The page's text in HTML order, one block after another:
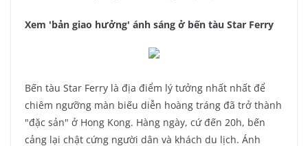
Xem 'bản giao hưởng' ánh sáng ở bến tàu Star Ferry
Bến tàu Star Ferry là địa điểm lý tưởng nhất nhất để
chiêm ngưỡng màn biếu diễn hoàng tráng đã trở thành
"đặc sản" ở Hong Kong. Hàng ngày, cứ đến 20h, bến
cảng lại chật cứng người dân và khách du lịch. Ánh